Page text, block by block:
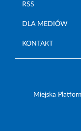
RSS
DLA MEDIÓW
KONTAKT
Miejska